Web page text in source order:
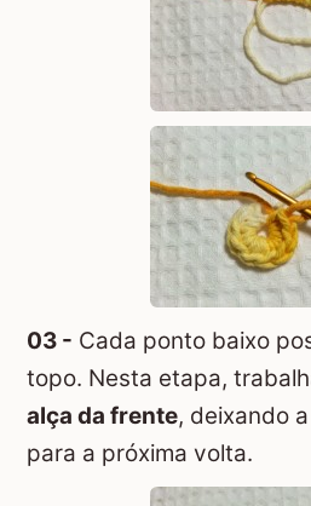
03 - Cada ponto baixo
topo. Nesta etapa,
alça da frente, deixando
para a próxima volta.